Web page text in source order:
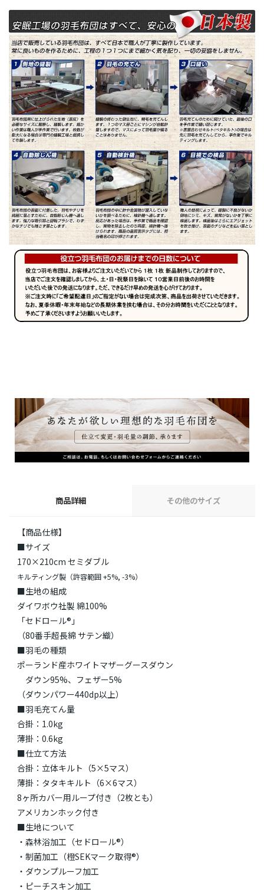
商品詳細 その他のサイズ
【商品仕様】
■サイズ
170×210cm セミダブル
キルティング製（許容範囲 +5%, -3%）
■生地の組成
ダイワボウ社製 綿100%
「セドロール®」
（80番手超長綿 サテン織）
■羽毛の種類
ポーランド産ホワイトマザーグースダウン
ダウン95%、フェザー5%
（ダウンパワー440dp以上）
■羽毛充てん量
合掛：1.0kg
薄掛：0.6kg
■仕立て方法
合掛：立体キルト（5×5マス）
薄掛：タタキキルト（6×6マス）
8ヶ所カバー用ループ付き（2枚とも）
アメリカンホック付き
■生地について
・森林浴加工（セドロール®）
・制菌加工（橙SEKマーク取得®）
・ダウンプルーフ加工
・ピーチスキン加工